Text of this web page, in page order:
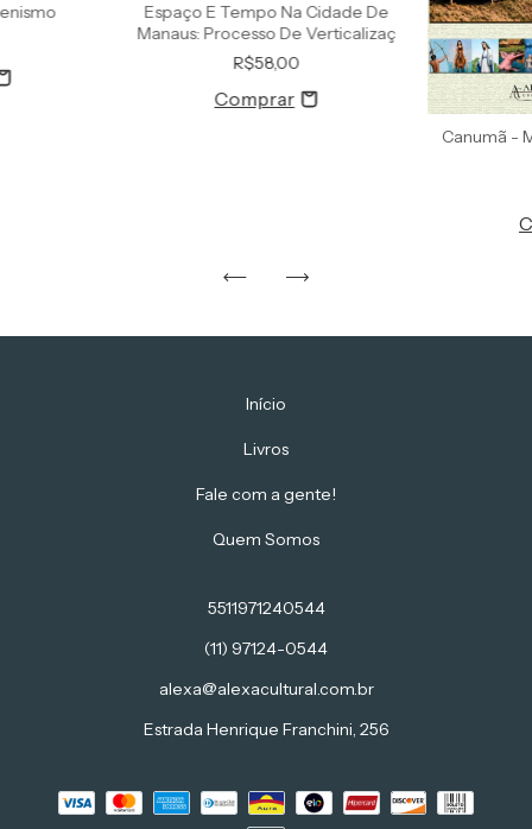
Espaço E Tempo Na Cidade De
Manaus: Processo De Verticalizaç
R$58,00
Canumã -
Início
Livros
Fale com a gente!
Quem Somos
5511971240544
(11) 97124-0544
alexa@alexacultural.com.br
Estrada Henrique Franchini, 256